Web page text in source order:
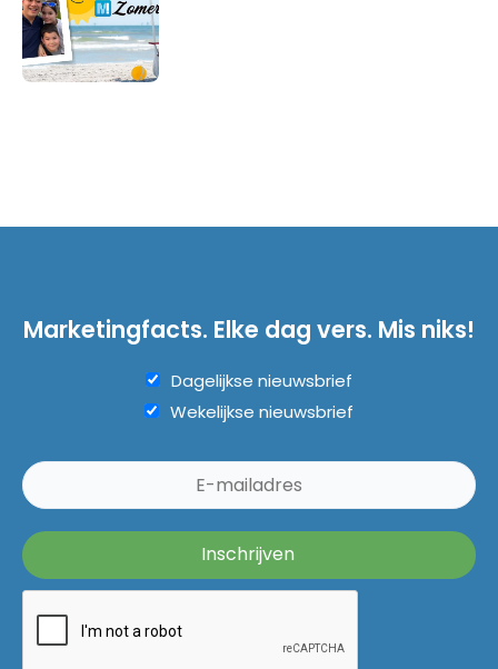
Marketingfacts. Elke dag vers. Mis niks!
Dagelijkse nieuwsbrief
Wekelijkse nieuwsbrief